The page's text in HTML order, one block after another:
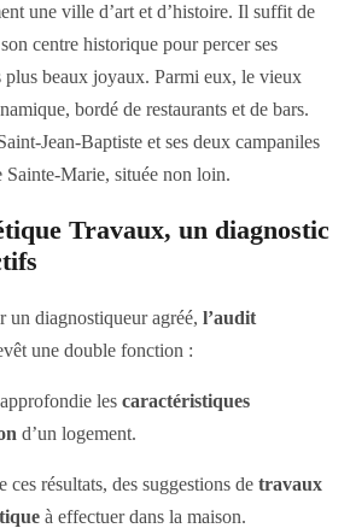
une ville d’art et d’histoire. Il suffit de
centre historique pour percer ses
plus beaux joyaux. Parmi eux, le vieux
bordé de restaurants et de bars.
Jean-Baptiste et ses deux campaniles
Sainte-Marie, située non loin.
Travaux, un diagnostic
un diagnostiqueur agréé, l’audit
une double fonction :
les caractéristiques
d’un logement.
ces résultats, des suggestions de travaux
à effectuer dans la maison.